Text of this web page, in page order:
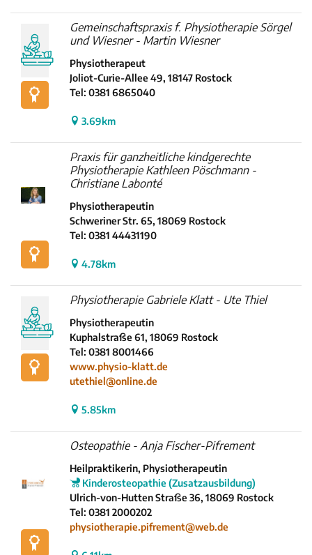
Gemeinschaftspraxis f. Physiotherapie Sörgel
und Wiesner - Martin Wiesner
Physiotherapeut
Joliot-Curie-Allee 49, 18147 Rostock
Tel: 0381 6865040
3.69km
Praxis für ganzheitliche kindgerechte
Physiotherapie Kathleen Pöschmann -
Christiane Labonté
Physiotherapeutin
Schweriner Str. 65, 18069 Rostock
Tel: 0381 44431190
4.78km
Physiotherapie Gabriele Klatt - Ute Thiel
Physiotherapeutin
Kuphalstraße 61, 18069 Rostock
Tel: 0381 8001466
www.physio-klatt.de
utethiel@online.de
5.85km
Osteopathie - Anja Fischer-Pifrement
Heilpraktikerin, Physiotherapeutin
Kinderosteopathie (Zusatzausbildung)
Ulrich-von-Hutten Straße 36, 18069 Rostock
Tel: 0381 2000202
physiotherapie.pifrement@web.de